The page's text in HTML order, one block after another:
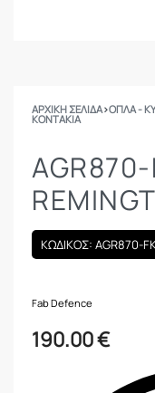
ΑΡΧΙΚΉ ΣΕΛΊΔΑ›ΟΠΛΑ -
ΚΟΝΤΆΚΙΑ
ΚΩΔΙΚΟΣ: AGR870-
Fab Defence
190.00€